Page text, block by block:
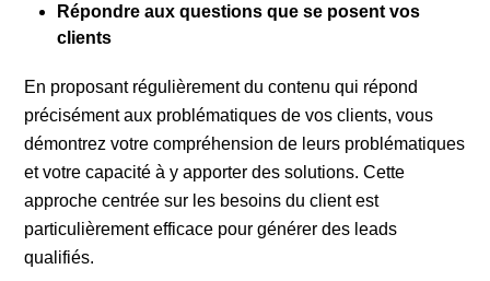
Répondre aux questions que se posent vos
clients
En proposant régulièrement du contenu qui répond
précisément aux problématiques de vos clients, vous
démontrez votre compréhension de leurs problématiques
et votre capacité à y apporter des solutions. Cette
approche centrée sur les besoins du client est
particulièrement efficace pour générer des leads
qualifiés.